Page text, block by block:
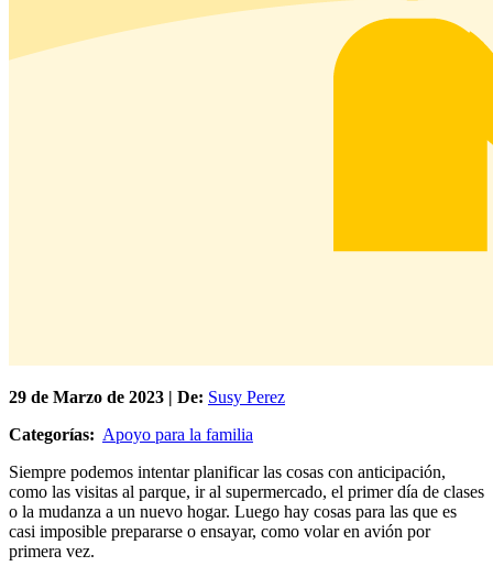
29 de Marzo de 2023 | De: Susy Perez
Categorías: Apoyo para la familia
Siempre podemos intentar planificar las cosas con anticipación,
como las visitas al parque, ir al supermercado, el primer día de clases
o la mudanza a un nuevo hogar. Luego hay cosas para las que es
casi imposible prepararse o ensayar, como volar en avión por
primera vez.